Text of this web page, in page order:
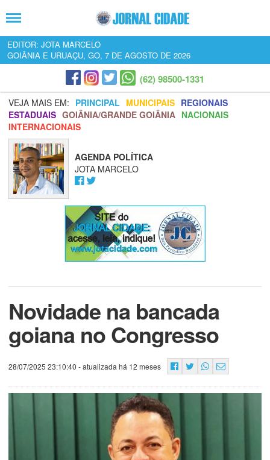
EDITOR: JOTA MARCELO
GOIÂNIA E URUAÇU, GO, 7 DE AGOSTO DE 2026
(62) 98500-1331
VEJA MAIS EM: PRINCIPAL MUNICIPAIS REGIONAIS
ESTADUAIS GOIÂNIA/GRANDE GOIÂNIA NACIONAIS
INTERNACIONAIS
AGENDA POLÍTICA
JOTA MARCELO
Novidade na bancada
goiana no Congresso
28/07/2025 23:10:40 - atualizada há 12 meses